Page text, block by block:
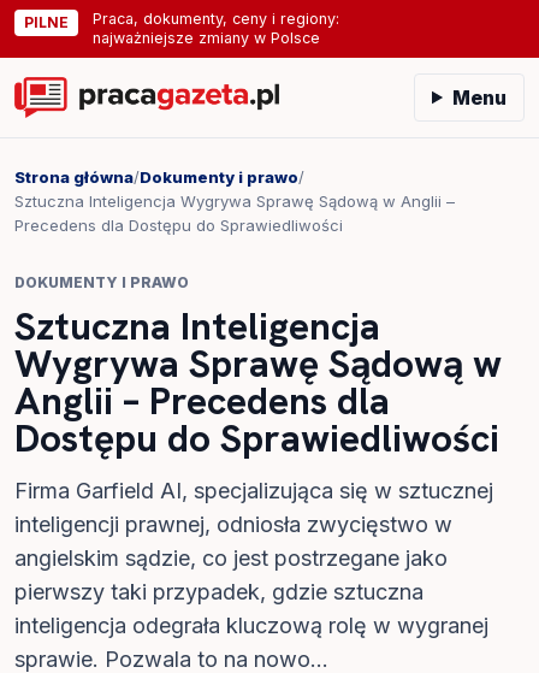
PILNE
Praca, dokumenty, ceny i regiony:
najważniejsze zmiany w Polsce
Menu
Strona główna/Dokumenty i prawo/
Sztuczna Inteligencja Wygrywa Sprawę Sądową w Anglii –
Precedens dla Dostępu do Sprawiedliwości
DOKUMENTY I PRAWO
Sztuczna Inteligencja
Wygrywa Sprawę Sądową w
Anglii – Precedens dla
Dostępu do Sprawiedliwości
Firma Garfield AI, specjalizująca się w sztucznej
inteligencji prawnej, odniosła zwycięstwo w
angielskim sądzie, co jest postrzegane jako
pierwszy taki przypadek, gdzie sztuczna
inteligencja odegrała kluczową rolę w wygranej
sprawie. Pozwala to na nowo...